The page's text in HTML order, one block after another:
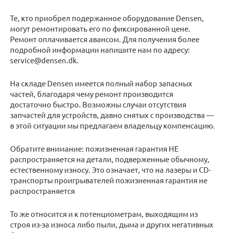
Те, кто приобрел подержанное оборудование Densen,
могут ремонтировать его по фиксированной цене.
Ремонт оплачивается авансом. Для получения более
подробной информации напишите нам по адресу:
service@densen.dk.
На складе Densen имеется полный набор запасных
частей, благодаря чему ремонт производится
достаточно быстро. Возможны случаи отсутствия
запчастей для устройств, давно снятых с производства —
в этой ситуации мы предлагаем владельцу компенсацию.
Обратите внимание: пожизненная гарантия НЕ
распространяется на детали, подверженные обычному,
естественному износу. Это означает, что на лазеры и CD-
транспорты проигрывателей пожизненная гарантия не
распространяется
То же относится и к потенциометрам, выходящим из
строя из-за износа либо пыли, дыма и других негативных